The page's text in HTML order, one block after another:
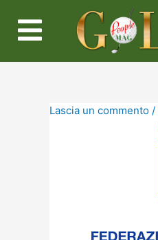
Lascia un commento /